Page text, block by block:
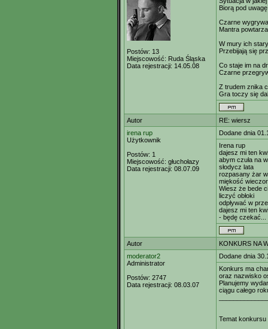
Postów: 13
Miejscowość: Ruda Śląska
Data rejestracji: 14.05.08
Biorą pod
Czarne
Mantra
W mury ich
Przebijają się
Co staje im na
Czarne
Z trudem znika
Gra toczy się
Autor
RE: wiersz
irena rup
Użytkownik
Postów: 1
Miejscowość: głuchołazy
Data rejestracji: 08.07.09
Dodane dnia
Irena rup
dajesz mi ten
abym czuła na
słodycz lata
rozpasany żar
miękość
Wiesz że bede
liczyć obłoki
odpływać w
dajesz mi ten
- będę czekać...
Autor
KONKURS NA
moderator2
Administrator
Postów: 2747
Data rejestracji: 08.03.07
Dodane dnia
Konkurs ma
oraz nazwisko
Planujemy
ciągu całego
Temat konkursu